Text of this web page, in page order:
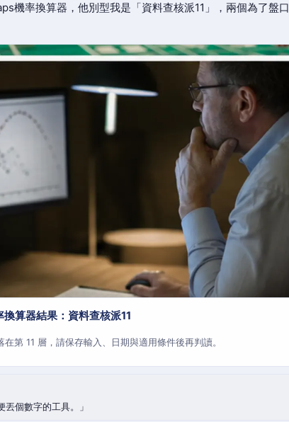
機率換算器，他別型我是「資料查核派11」，兩個為了盤
算器結果：資料查核派11
第 11 層，請保存輸入、日期與適用條件後再判讀。
個數字的工具。